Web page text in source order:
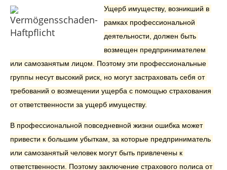
Ущерб имуществу, возникший в
рамках профессиональной
деятельности, должен быть
возмещен предпринимателем
или самозанятым лицом. Поэтому эти профессиональные
группы несут высокий риск, но могут застраховать себя от
требований о возмещении ущерба с помощью страхования
от ответственности за ущерб имуществу.
В профессиональной повседневной жизни ошибка может
привести к большим убыткам, за которые предприниматель
или самозанятый человек могут быть привлечены к
ответственности. Поэтому заключение страхового полиса от